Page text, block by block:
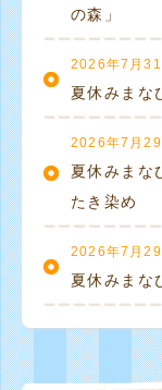
の森」
2026年7月31
夏休みまな
2026年7月29
夏休みまな
たき染め
2026年7月29
夏休みま